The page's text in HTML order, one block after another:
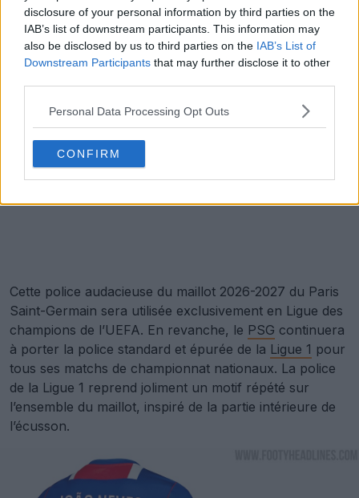
disclosure of your personal information by third parties on the
IAB’s list of downstream participants. This information may
also be disclosed by us to third parties on the IAB’s List of
Downstream Participants that may further disclose it to other
Personal Data Processing Opt Outs
CONFIRM
Cette police audacieuse du maillot 2026-2027 du Paris
Saint-Germain sera utilisée exclusivement en Ligue des
champions de l’UEFA. En revanche, le PSG continuera
à porter la police standard et épurée de la Ligue 1 pour
tous ses matchs de championnat nationaux. La police
de la Ligue 1 reprend joliment un motif répété sur
l’ensemble du maillot, inspiré de la partie intérieure de
l’écusson.